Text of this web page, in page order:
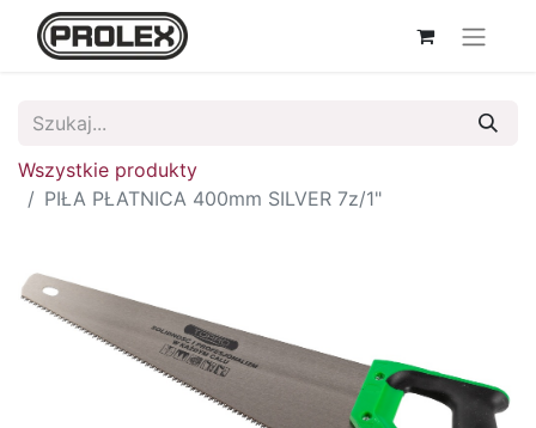
Wszystkie produkty
PIŁA PŁATNICA 400mm SILVER 7z/1"